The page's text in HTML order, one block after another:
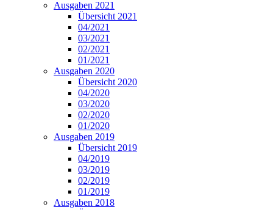
Ausgaben 2021
Übersicht 2021
04/2021
03/2021
02/2021
01/2021
Ausgaben 2020
Übersicht 2020
04/2020
03/2020
02/2020
01/2020
Ausgaben 2019
Übersicht 2019
04/2019
03/2019
02/2019
01/2019
Ausgaben 2018